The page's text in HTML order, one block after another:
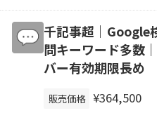
千記事超｜Google
問キーワード多数
バー有効期限長め
販売価格 ¥364,500